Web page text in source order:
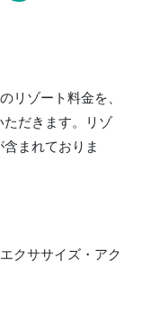
リゾート料金を、
だきます。リゾ
まれておりま
クササイズ・アク